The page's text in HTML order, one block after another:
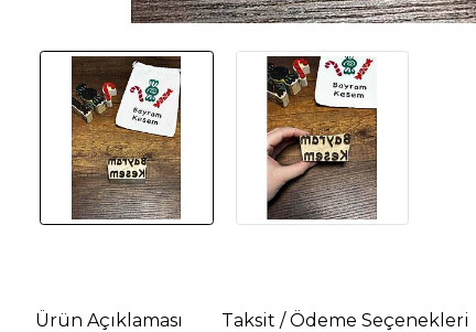
Ürün Açıklaması Taksit / Ödeme Seçenekleri